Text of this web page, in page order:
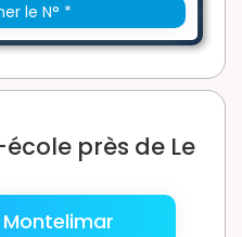
le N° *
près de Le